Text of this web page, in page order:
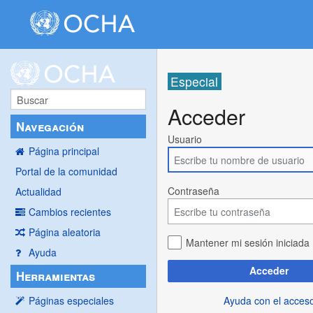
Navegación
Página principal
Portal de la comunidad
Actualidad
Cambios recientes
Página aleatoria
Ayuda
Herramientas
Páginas especiales
Especial
Acceder
Usuario
Contraseña
Mantener mi sesión iniciada
Acceder
Ayuda con el